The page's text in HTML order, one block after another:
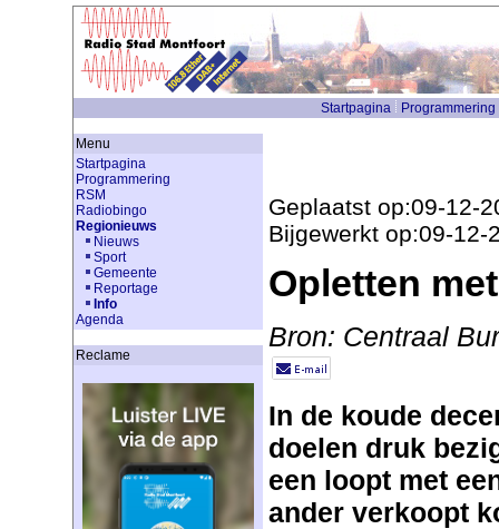
Startpagina Programmering
Menu
Startpagina
Programmering
RSM
Radiobingo
Regionieuws
Nieuws
Sport
Gemeente
Reportage
Info
Agenda
Reclame
Geplaatst op:09-12-
Bijgewerkt op:09-12-
Opletten
Bron: Centraal
In de koude
doelen druk
een loopt met
ander verkoopt